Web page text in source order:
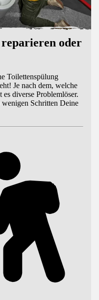
oder
Toilettenspülung
Je nach dem, welche
diverse Problemlöser.
Schritten Deine